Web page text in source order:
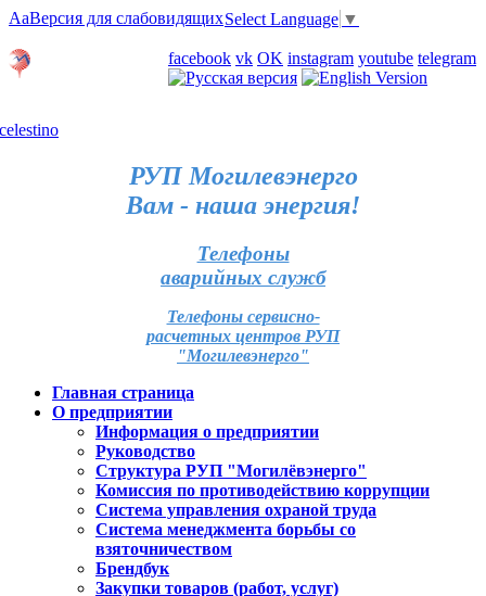
AaВерсия для слабовидящихSelect Language ▼
facebook vk OK instagram youtube telegram
РУП Могилевэнерго
Вам - наша энергия!
Телефоны
аварийных служб
Телефоны сервисно-
расчетных центров РУП
"Могилевэнерго"
Главная страница
О предприятии
Информация о предприятии
Руководство
Структура РУП "Могилёвэнерго"
Комиссия по противодействию коррупции
Система управления охраной труда
Система менеджмента борьбы со
взяточничеством
Брендбук
Закупки товаров (работ, услуг)